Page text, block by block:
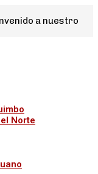
a nuestro
Norte